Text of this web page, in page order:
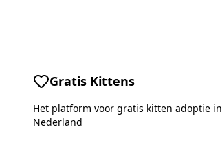
Gratis Kittens
Het platform voor gratis kitten adoptie in
Nederland